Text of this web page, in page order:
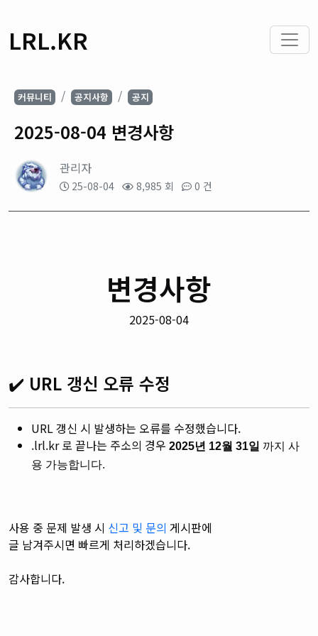
LRL.KR
커뮤니티 공지사항 공지
2025-08-04 변경사항
관리자
25-08-04 8,985 회 0 건
변경사항
2025-08-04
✔️ URL 갱신 오류 수정
URL 갱신 시 발생하는 오류를 수정했습니다.
.lrl.kr 로 끝나는 주소의 경우 2025년 12월 31일 까지 사
용 가능합니다.
사용 중 문제 발생 시 신고 및 문의 게시판에
글 남겨주시면 빠르게 처리하겠습니다.
감사합니다.